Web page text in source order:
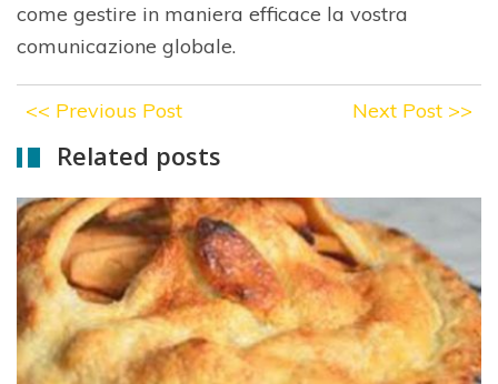
come gestire in maniera efficace la vostra
comunicazione globale.
<< Previous Post Next Post >>
Related posts